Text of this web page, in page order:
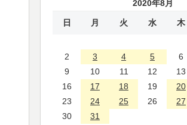
2020年8月
日 月 火 水 木
2
3 4 5 6
9
10 11 12 13
16
17 18 19 20
23
24 25 26 27
30
31